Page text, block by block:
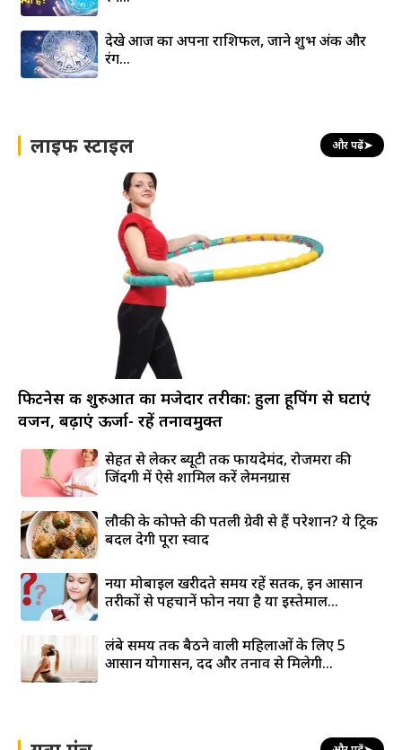
देखे आज का अपना राशिफल, जाने शुभ अंक और
रंग…
लाइफ स्टाइल और पढ़ें➤
फिटनेस की शुरुआत का मजेदार तरीका: हुला हूपिंग से घटाएं
वजन, बढ़ाएं ऊर्जा- रहें तनावमुक्त
सेहत से लेकर ब्यूटी तक फायदेमंद, रोजमर्रा की
जिंदगी में ऐसे शामिल करें लेमनग्रास
लौकी के कोफ्ते की पतली ग्रेवी से हैं परेशान? ये ट्रिक
बदल देगी पूरा स्वाद
नया मोबाइल खरीदते समय रहें सतर्क, इन आसान
तरीकों से पहचानें फोन नया है या इस्तेमाल...
लंबे समय तक बैठने वाली महिलाओं के लिए 5
आसान योगासन, दर्द और तनाव से मिलेगी...